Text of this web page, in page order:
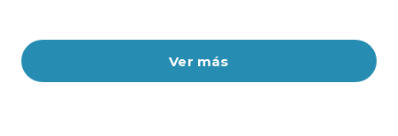
Ver más